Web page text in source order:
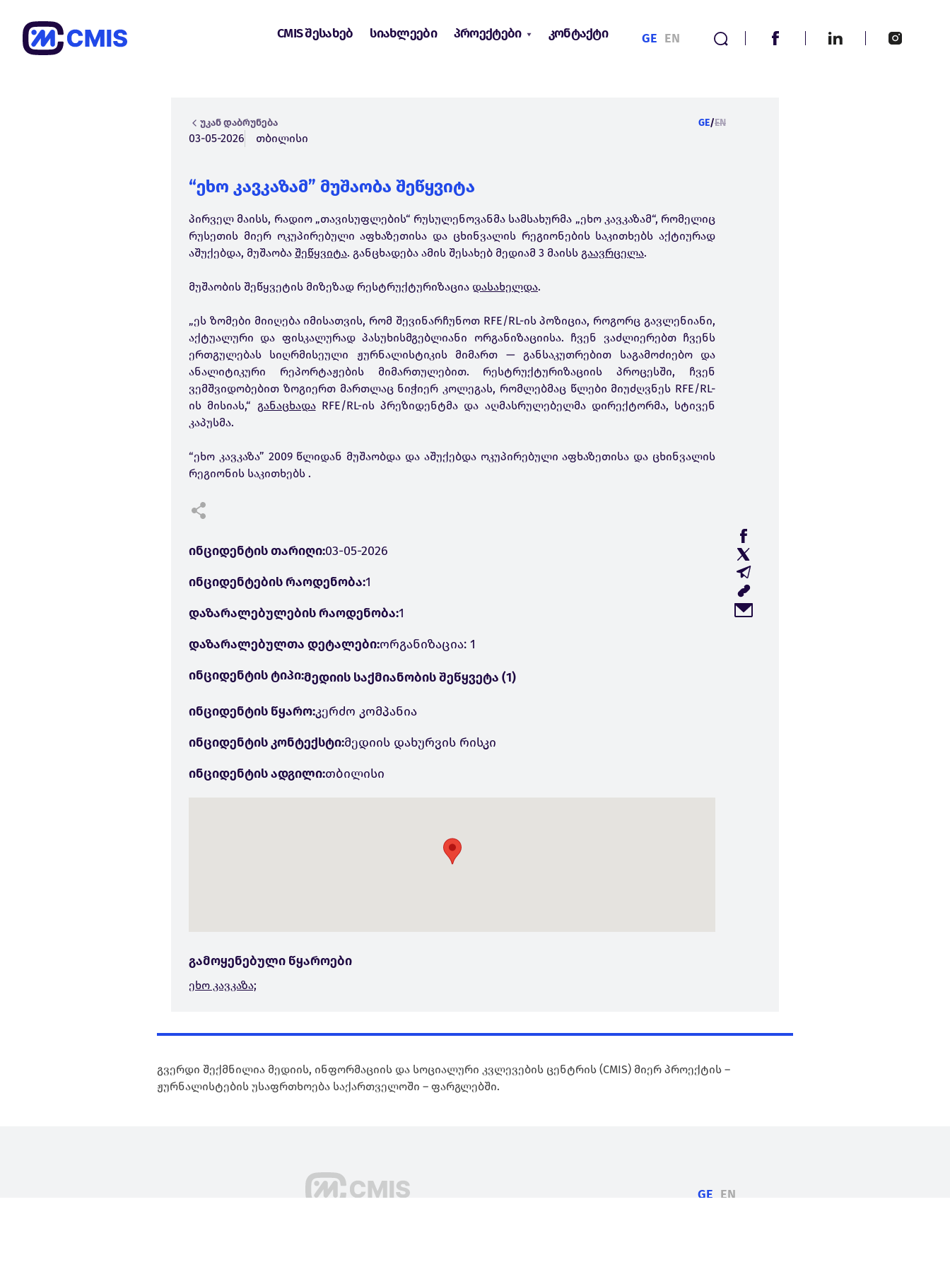
CMIS შესახებ სიახლეები პროექტები კონტაქტი GE EN
უკან დაბრუნება GE/EN
03-05-2026 თბილისი
“ეხო კავკაზამ” მუშაობა შეწყვიტა
პირველ მაისს, რადიო „თავისუფლების“ რუსულენოვანმა სამსახურმა „ეხო კავკაზამ“, რომელიც
რუსეთის მიერ ოკუპირებული აფხაზეთისა და ცხინვალის რეგიონების საკითხებს აქტიურად
აშუქებდა, მუშაობა შეწყვიტა. განცხადება ამის შესახებ მედიამ 3 მაისს გაავრცელა.
მუშაობის შეწყვეტის მიზეზად რესტრუქტურიზაცია დასახელდა.
„ეს ზომები მიიღება იმისათვის, რომ შევინარჩუნოთ RFE/RL-ის პოზიცია, როგორც გავლენიანი,
აქტუალური და ფისკალურად პასუხისმგებლიანი ორგანიზაციისა. ჩვენ ვაძლიერებთ ჩვენს
ერთგულებას სიღრმისეული ჟურნალისტიკის მიმართ — განსაკუთრებით საგამოძიებო და
ანალიტიკური რეპორტაჟების მიმართულებით. რესტრუქტურიზაციის პროცესში, ჩვენ
ვემშვიდობებით ზოგიერთ მართლაც ნიჭიერ კოლეგას, რომლებმაც წლები მიუძღვნეს RFE/RL-
ის მისიას,“ განაცხადაRFE/RL-ის პრეზიდენტმა და აღმასრულებელმა დირექტორმა, სტივენ
კაპუსმა.
“ეხო კავკაზა” 2009 წლიდან მუშაობდა და აშუქებდა ოკუპირებული აფხაზეთისა და ცხინვალის
რეგიონის საკითხებს .
ინციდენტის თარიღი:03-05-2026
ინციდენტების რაოდენობა:1
დაზარალებულების რაოდენობა:1
დაზარალებულთა დეტალები:ორგანიზაცია: 1
ინციდენტის ტიპი:მედიის საქმიანობის შეწყვეტა (1)
ინციდენტის წყარო:კერძო კომპანია
ინციდენტის კონტექსტი:მედიის დახურვის რისკი
ინციდენტის ადგილი:თბილისი
გამოყენებული წყაროები
ეხო კავკაზა;
გვერდი შექმნილია მედიის, ინფორმაციის და სოციალური კვლევების ცენტრის (CMIS) მიერ პროექტის –
ჟურნალისტების უსაფრთხოება საქართველოში – ფარგლებში.
GE EN